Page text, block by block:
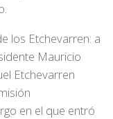
los Etchevarren: a
Mauricio
Etchevarren
en el que entró